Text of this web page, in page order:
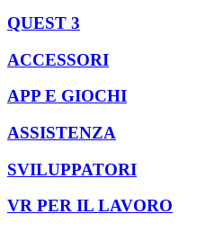
QUEST 3
ACCESSORI
APP E GIOCHI
ASSISTENZA
SVILUPPATORI
VR PER IL LAVORO